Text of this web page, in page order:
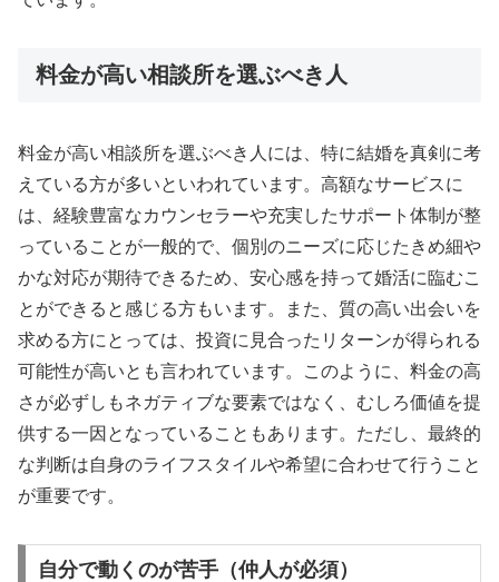
料金が高い相談所を選ぶべき人
料金が高い相談所を選ぶべき人には、特に結婚を真剣に考
えている方が多いといわれています。高額なサービスに
は、経験豊富なカウンセラーや充実したサポート体制が整
っていることが一般的で、個別のニーズに応じたきめ細や
かな対応が期待できるため、安心感を持って婚活に臨むこ
とができると感じる方もいます。また、質の高い出会いを
求める方にとっては、投資に見合ったリターンが得られる
可能性が高いとも言われています。このように、料金の高
さが必ずしもネガティブな要素ではなく、むしろ価値を提
供する一因となっていることもあります。ただし、最終的
な判断は自身のライフスタイルや希望に合わせて行うこと
が重要です。
自分で動くのが苦手（仲人が必須）